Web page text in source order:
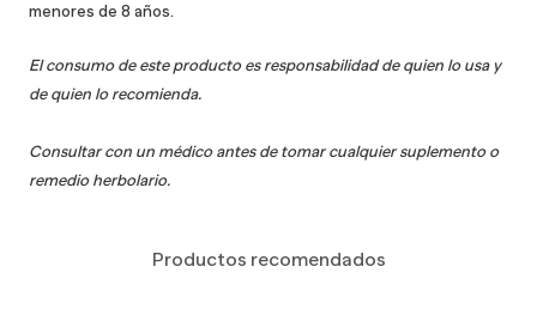
menores de 8 años.
El consumo de este producto es responsabilidad de quien lo usa y
de quien lo recomienda.
Consultar con un médico antes de tomar cualquier suplemento o
remedio herbolario.
Productos recomendados